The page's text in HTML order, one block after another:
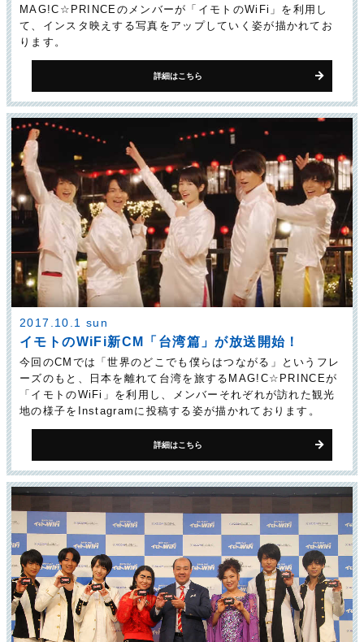
MAG!C☆PRINCEのメンバーが「イモトのWiFi」を利用し
て、インスタ映えする写真をアップしていく姿が描かれてお
ります。
詳細はこちら
2017.10.1 sun
イモトのWiFi新CM「台湾篇」が放送開始！
今回のCMでは「世界のどこでも僕らはつながる」というフレ
ーズのもと、日本を離れて台湾を旅するMAG!C☆PRINCEが
「イモトのWiFi」を利用し、メンバーそれぞれが訪れた観光
地の様子をInstagramに投稿する姿が描かれております。
詳細はこちら